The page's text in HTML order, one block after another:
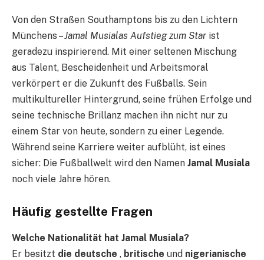
Von den Straßen Southamptons bis zu den Lichtern
Münchens –Jamal Musialas Aufstieg zum Star ist
geradezu inspirierend. Mit einer seltenen Mischung
aus Talent, Bescheidenheit und Arbeitsmoral
verkörpert er die Zukunft des Fußballs. Sein
multikultureller Hintergrund, seine frühen Erfolge und
seine technische Brillanz machen ihn nicht nur zu
einem Star von heute, sondern zu einer Legende.
Während seine Karriere weiter aufblüht, ist eines
sicher: Die Fußballwelt wird den Namen Jamal Musiala
noch viele Jahre hören.
Häufig gestellte Fragen
Welche Nationalität hat Jamal Musiala?
Er besitzt die deutsche , britische und nigerianische